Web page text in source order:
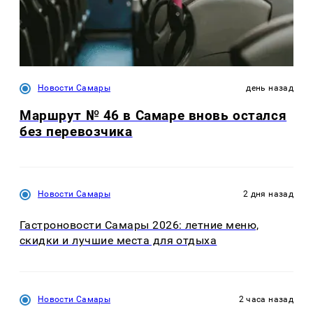
Новости Самары день назад
Маршрут № 46 в Самаре вновь остался
без перевозчика
Новости Самары 2 дня назад
Гастроновости Самары 2026: летние меню,
скидки и лучшие места для отдыха
Новости Самары 2 часа назад